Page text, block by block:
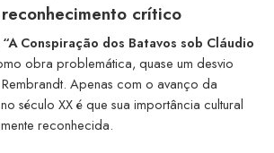
crítico
“A Conspiração dos Batavos sob Cláudio
obra problemática, quase um desvio
Apenas com o avanço da
século XX é que sua importância cultural
reconhecida.